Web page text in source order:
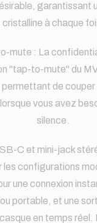
garantissant
cristalline à chaque
mute : La
"tap-to-mute" du
de
vous avez
silence.
C et mini-jack
les configurations
une connexion
portable, et une
en temps réel.